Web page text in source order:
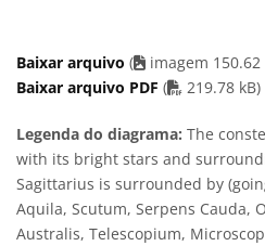
Baixar arquivo (
imagem 150.62
Baixar arquivo PDF ( PDF file
219.78 kB)
Legenda do diagrama: The
with its bright stars and
Sagittarius is surrounded by
Aquila, Scutum, Serpens Cauda,
Australis, Telescopium,